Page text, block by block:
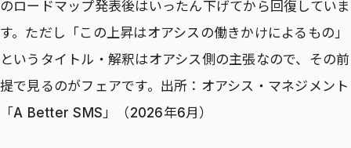
のロードマップ発表後はいったん下げてから回復していま
す。ただし「この上昇はオアシスの働きかけによるもの」
というタイトル・解釈はオアシス側の主張なので、その前
提で見るのがフェアです。出所：オアシス・マネジメント
「A Better SMS」（2026年6月）